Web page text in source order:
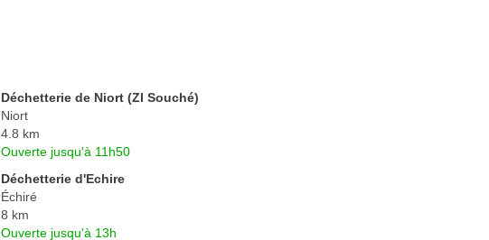
Déchetterie de Niort (ZI Souché)
Niort
4.8 km
Ouverte jusqu'à 11h50
Déchetterie d'Echire
Échiré
8 km
Ouverte jusqu'à 13h